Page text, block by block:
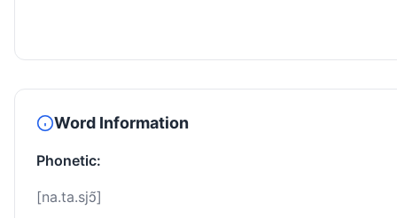
Word Information
Phonetic:
[na.ta.sjɔ̃]